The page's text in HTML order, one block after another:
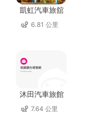
凱虹汽車旅舘
6.81 公里
沐田汽車旅館
7.64 公里